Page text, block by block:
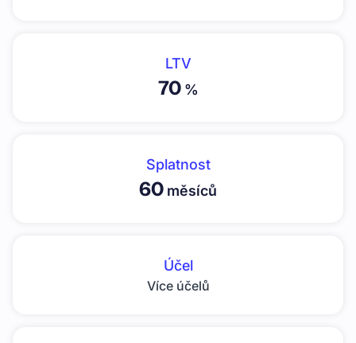
LTV
70%
Splatnost
60 měsíců
Účel
Více účelů